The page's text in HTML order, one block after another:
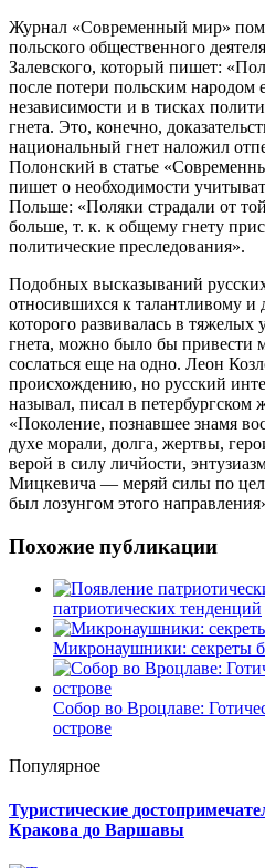
Журнал «Современный мир»
польского общественного
Залевского, который пишет:
после потери польским народом
независимости и в тисках
гнета. Это, конечно,
национальный гнет наложил
Полонский в статье
пишет о необходимости
Польше: «Поляки страдали от
больше, т. к. к общему гнету
политические преследования».
Подобных высказываний
относившихся к талантливому и
которого развивалась в тяжелых
гнета, можно было бы привести
сослаться еще на одно. Леон
происхождению, но русский
называл, писал в петербургском
«Поколение, познавшее знамя
духе морали, долга, жертвы,
верой в силу личйости,
Мицкевича — меряй силы по
был лозунгом этого
Похожие публикации
патриотических тенденций
Микронаушники: секреты
Собор во Вроцлаве:
острове
Популярное
Туристические
Кракова до Варшавы